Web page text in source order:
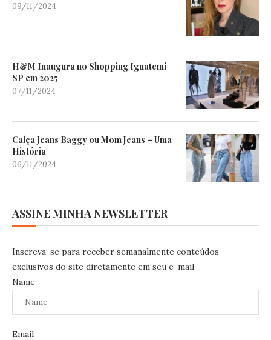
09/11/2024
H&M Inaugura no Shopping Iguatemi
SP em 2025
07/11/2024
Calça Jeans Baggy ou Mom Jeans – Uma
História
06/11/2024
ASSINE MINHA NEWSLETTER
Inscreva-se para receber semanalmente conteúdos
exclusivos do site diretamente em seu e-mail
Name
Email